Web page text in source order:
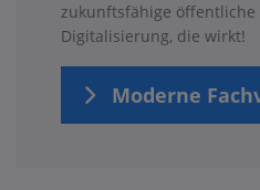
zukunftsfähige
Digitalisierung, die wirkt!
Moderne